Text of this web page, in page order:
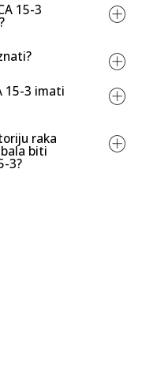
estrogen
15-3
15-3 imati
raka
biti
3?